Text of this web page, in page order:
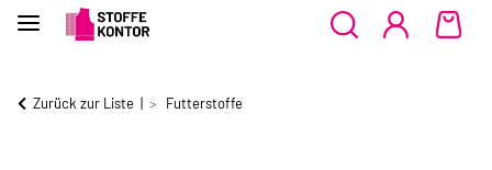
Zurück zur Liste Futterstoffe